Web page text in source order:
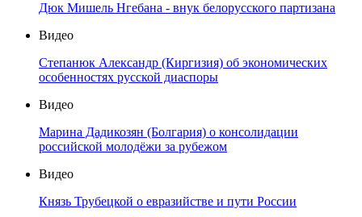
Дюк Мишель Нгебана - внук белорусского партизана
Видео
Степанюк Александр (Киргизия) об экономических
особенностях русской диаспоры
Видео
Марина Дадикозян (Болгария) о консолидации
российской молодёжи за рубежом
Видео
Князь Трубецкой о евразийстве и пути России